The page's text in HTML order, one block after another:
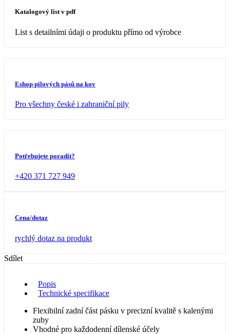
Katalogový list v pdf
List s detailními údaji o produktu přímo od výrobce
Eshop pilových pásů na kov
Pro všechny české i zahraniční pily
Potřebujete poradit?
+420 371 727 949
Cena/dotaz
rychlý dotaz na produkt
Sdílet
Popis
Technické specifikace
Flexibilní zadní část pásku v precizní kvalitě s kalenými
zuby
Vhodné pro každodenní dílenské účely